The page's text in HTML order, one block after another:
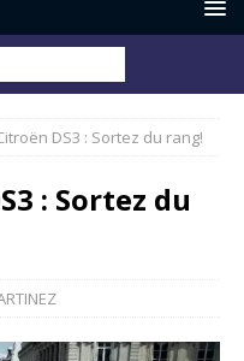
DS3 : Sortez du rang!
: Sortez du